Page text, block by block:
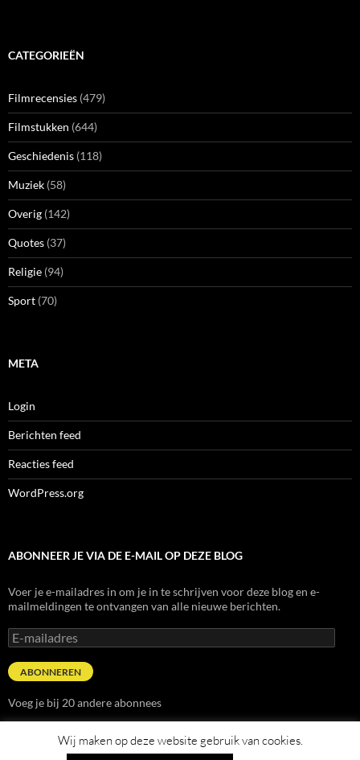
CATEGORIEËN
Filmrecensies (479)
Filmstukken (644)
Geschiedenis (118)
Muziek (58)
Overig (142)
Quotes (37)
Religie (94)
Sport (70)
META
Login
Berichten feed
Reacties feed
WordPress.org
ABONNEER JE VIA DE E-MAIL OP DEZE BLOG
Voer je e-mailadres in om je in te schrijven voor deze blog en e-
mailmeldingen te ontvangen van alle nieuwe berichten.
E-
mailadres
ABONNEREN
Voeg je bij 20 andere abonnees
Wij maken op deze website gebruik van cookies.